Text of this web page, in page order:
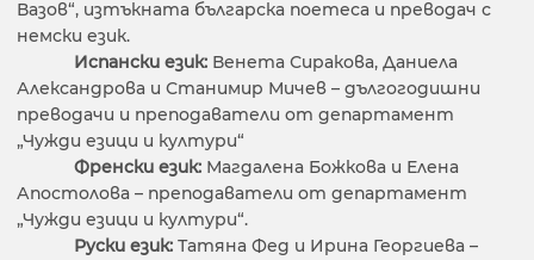
Вазов“, изтъкната българска поетеса и преводач с
немски език.
Испански език: Венета Сиракова, Даниела
Александрова и Станимир Мичев – дългогодишни
преводачи и преподаватели от департамент
„Чужди езици и култури“
Френски език: Магдалена Божкова и Елена
Апостолова – преподаватели от департамент
„Чужди езици и култури“.
Руски език: Татяна Фед и Ирина Георгиева –